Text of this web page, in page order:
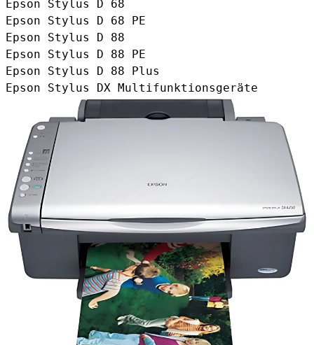
Epson Stylus D 68
Epson Stylus D 68 PE
Epson Stylus D 88
Epson Stylus D 88 PE
Epson Stylus D 88 Plus
Epson Stylus DX Multifunktionsgeräte